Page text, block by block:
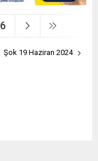
6
Şok 19 Haziran 2024